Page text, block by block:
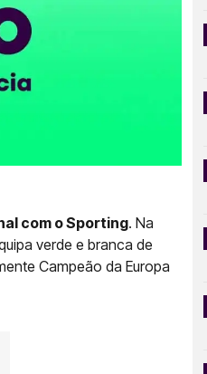
com o Sporting. Na
verde e branca de
Campeão da Europa